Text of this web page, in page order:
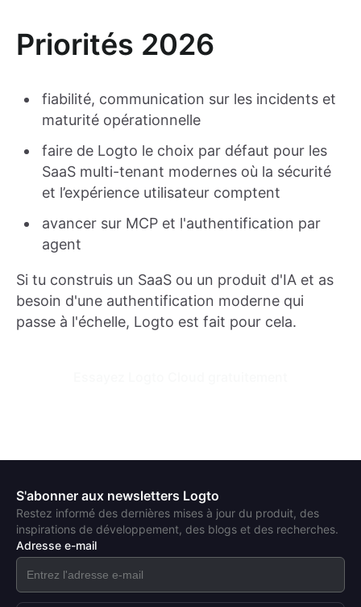
Priorités 2026
fiabilité, communication sur les incidents et
maturité opérationnelle
faire de Logto le choix par défaut pour les
SaaS multi-tenant modernes où la sécurité
et l’expérience utilisateur comptent
avancer sur MCP et l'authentification par
agent
Si tu construis un SaaS ou un produit d'IA et as
besoin d'une authentification moderne qui
passe à l'échelle, Logto est fait pour cela.
S'abonner aux newsletters Logto
Restez informé des dernières mises à jour du produit, des
inspirations de développement, des blogs et des recherches.
Adresse e-mail